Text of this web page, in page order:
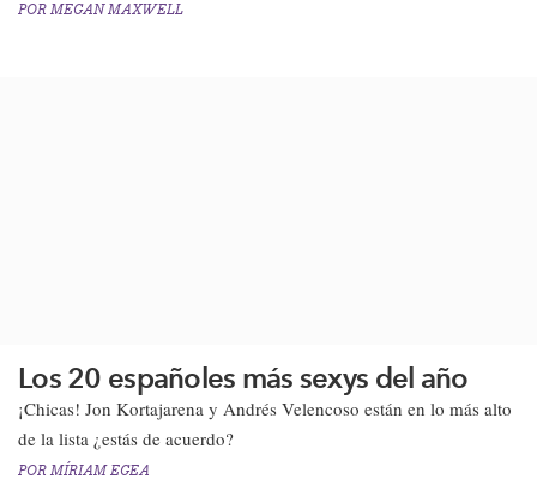
POR MEGAN MAXWELL
Los 20 españoles más sexys del año
¡Chicas! Jon Kortajarena y Andrés Velencoso están en lo más alto
de la lista ¿estás de acuerdo?​
POR MÍRIAM EGEA